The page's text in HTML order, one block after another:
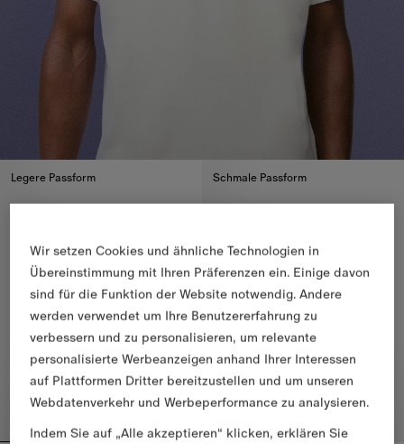
Legere Passform Schmale Passform
Wir setzen Cookies und ähnliche Technologien in
Übereinstimmung mit Ihren Präferenzen ein. Einige davon
sind für die Funktion der Website notwendig. Andere
werden verwendet um Ihre Benutzererfahrung zu
verbessern und zu personalisieren, um relevante
personalisierte Werbeanzeigen anhand Ihrer Interessen
auf Plattformen Dritter bereitzustellen und um unseren
Webdatenverkehr und Werbeperformance zu analysieren.
Indem Sie auf „Alle akzeptieren“ klicken, erklären Sie